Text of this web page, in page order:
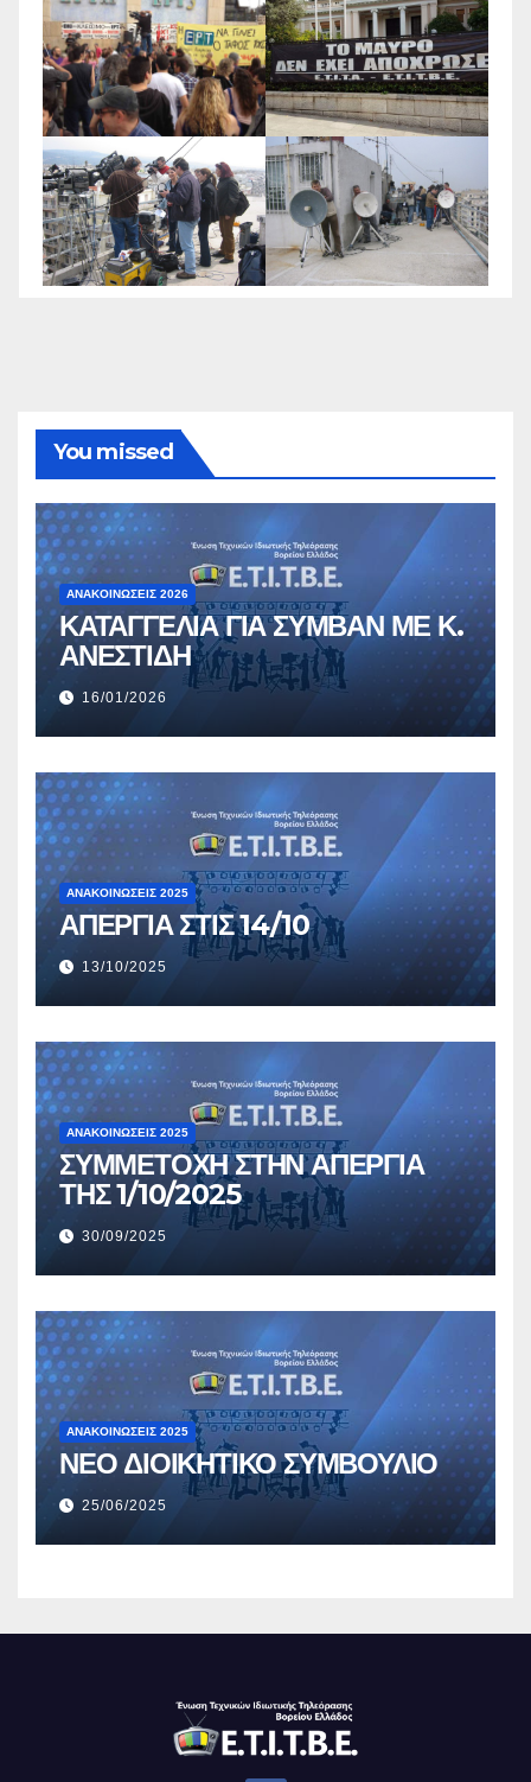
You missed
ΑΝΑΚΟΙΝΏΣΕΙΣ 2026
ΚΑΤΑΓΓΕΛΙΑ ΓΙΑ ΣΥΜΒΑΝ ΜΕ Κ.
ΑΝΕΣΤΙΔΗ
16/01/2026
ΑΝΑΚΟΙΝΏΣΕΙΣ 2025
ΑΠΕΡΓΙΑ ΣΤΙΣ 14/10
13/10/2025
ΑΝΑΚΟΙΝΏΣΕΙΣ 2025
ΣΥΜΜΕΤΟΧΗ ΣΤΗΝ ΑΠΕΡΓΙΑ
ΤΗΣ 1/10/2025
30/09/2025
ΑΝΑΚΟΙΝΏΣΕΙΣ 2025
ΝΕΟ ΔΙΟΙΚΗΤΙΚΟ ΣΥΜΒΟΥΛΙΟ
25/06/2025